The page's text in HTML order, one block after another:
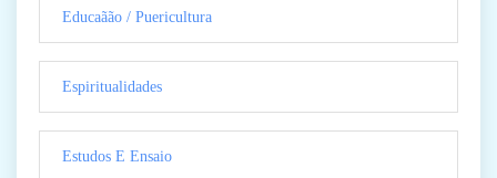
Educaãão / Puericultura
Espiritualidades
Estudos E Ensaio